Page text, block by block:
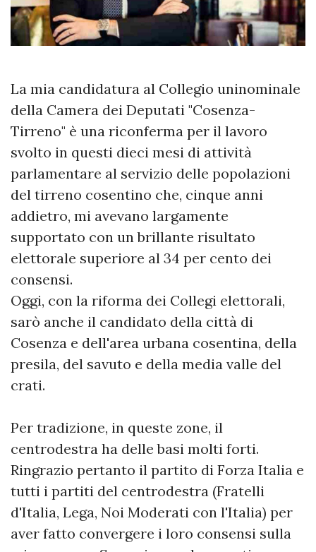
La mia candidatura al Collegio uninominale
della Camera dei Deputati "Cosenza-
Tirreno" è una riconferma per il lavoro
svolto in questi dieci mesi di attività
parlamentare al servizio delle popolazioni
del tirreno cosentino che, cinque anni
addietro, mi avevano largamente
supportato con un brillante risultato
elettorale superiore al 34 per cento dei
consensi.
Oggi, con la riforma dei Collegi elettorali,
sarò anche il candidato della città di
Cosenza e dell'area urbana cosentina, della
presila, del savuto e della media valle del
crati.
Per tradizione, in queste zone, il
centrodestra ha delle basi molti forti.
Ringrazio pertanto il partito di Forza Italia e
tutti i partiti del centrodestra (Fratelli
d'Italia, Lega, Noi Moderati con l'Italia) per
aver fatto convergere i loro consensi sulla